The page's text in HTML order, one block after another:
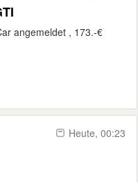
angemeldet , 173.-€
Heute, 00:23